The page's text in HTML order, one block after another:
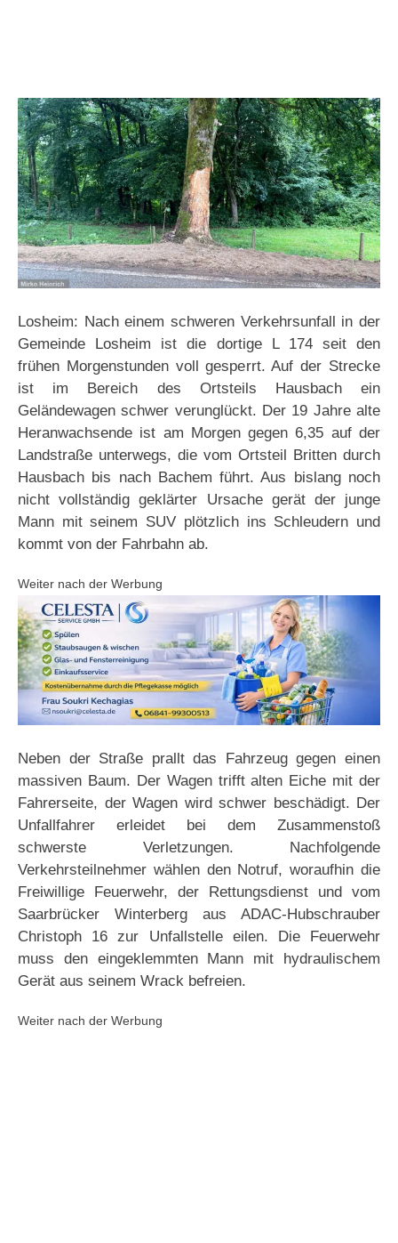
Losheim: Nach einem schweren Verkehrsunfall in der
Gemeinde Losheim ist die dortige L 174 seit den
frühen Morgenstunden voll gesperrt. Auf der Strecke
ist im Bereich des Ortsteils Hausbach ein
Geländewagen schwer verunglückt. Der 19 Jahre alte
Heranwachsende ist am Morgen gegen 6,35 auf der
Landstraße unterwegs, die vom Ortsteil Britten durch
Hausbach bis nach Bachem führt. Aus bislang noch
nicht vollständig geklärter Ursache gerät der junge
Mann mit seinem SUV plötzlich ins Schleudern und
kommt von der Fahrbahn ab.
Weiter nach der Werbung
Neben der Straße prallt das Fahrzeug gegen einen
massiven Baum. Der Wagen trifft alten Eiche mit der
Fahrerseite, der Wagen wird schwer beschädigt. Der
Unfallfahrer erleidet bei dem Zusammenstoß
schwerste Verletzungen. Nachfolgende
Verkehrsteilnehmer wählen den Notruf, woraufhin die
Freiwillige Feuerwehr, der Rettungsdienst und vom
Saarbrücker Winterberg aus ADAC-Hubschrauber
Christoph 16 zur Unfallstelle eilen. Die Feuerwehr
muss den eingeklemmten Mann mit hydraulischem
Gerät aus seinem Wrack befreien.
Weiter nach der Werbung